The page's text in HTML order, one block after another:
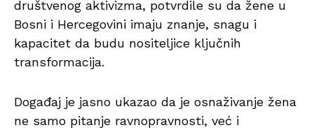
društvenog aktivizma, potvrdile su da žene u
Bosni i Hercegovini imaju znanje, snagu i
kapacitet da budu nositeljice ključnih
transformacija.
Događaj je jasno ukazao da je osnaživanje žena
ne samo pitanje ravnopravnosti, već i